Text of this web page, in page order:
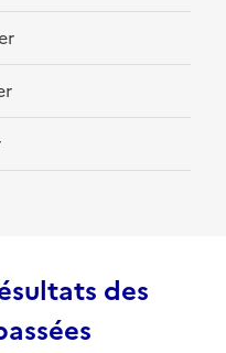
des